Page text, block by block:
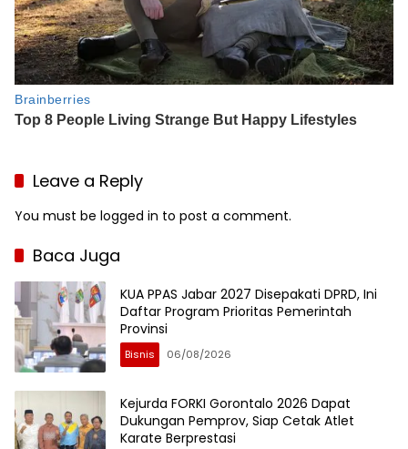
Leave a Reply
You must be logged in to post a comment.
Baca Juga
KUA PPAS Jabar 2027 Disepakati DPRD, Ini
Daftar Program Prioritas Pemerintah
Provinsi
Bisnis 06/08/2026
Kejurda FORKI Gorontalo 2026 Dapat
Dukungan Pemprov, Siap Cetak Atlet
Karate Berprestasi